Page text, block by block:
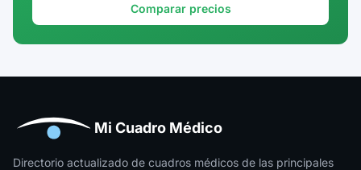
Huesca
Jaén
Comparar precios
Mi Cuadro Médico
Directorio actualizado de cuadros médicos de las principales